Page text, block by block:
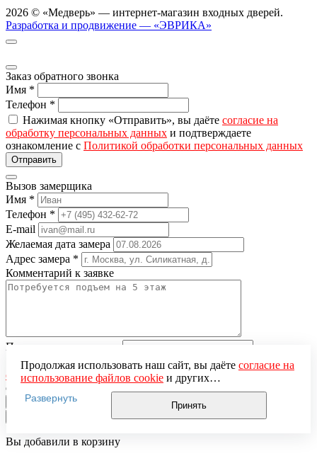
2026 © «Медверь» — интернет-магазин входных дверей.
Разработка и продвижение — «ЭВРИКА»
Заказ обратного звонка
Имя *
Телефон *
Нажимая кнопку «Отправить», вы даёте согласие на
обработку персональных данных и подтверждаете
ознакомление с Политикой обработки персональных данных
Вызов замерщика
Имя *
Телефон *
E-mail
Желаемая дата замера
Адрес замера *
Комментарий к заявке
Понравившаяся модель
Нажимая кнопку «Отправить», вы даётесогласие на
обработку персональных данныхи подтверждаете
ознакомление с
Политикой обработки персональных данных
Продолжая использовать наш сайт, вы даёте согласие на
использование файлов cookieи других
пользовательских данных (включая IP-адрес, сведения о
местоположении, устройстве, действиях на сайте и т. п.)
для функционирования сайта, проведения
использования систем аналитики (например,
Развернуть
Принять
Вы добавили в корзину